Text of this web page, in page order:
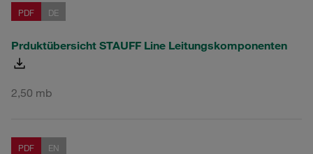
PDF DE
Prduktübersicht STAUFF Line Leitungskomponenten
2,50 mb
PDF EN